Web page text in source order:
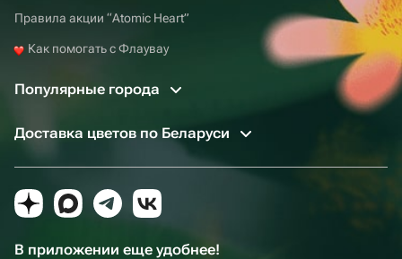
Правила акции “Atomic Heart”
Как помогать с Флаувау
Популярные города
Доставка цветов по Беларуси
В приложении еще удобнее!